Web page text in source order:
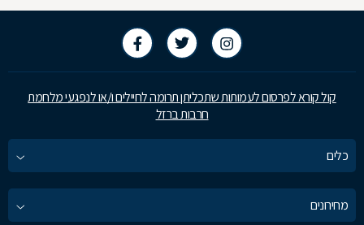
קול קורא לפרסום לעמותות שתכליתן תרומה לחיילים ו/או לנפגעי מלחמת
חרבות ברזל
כלים
מחירונים